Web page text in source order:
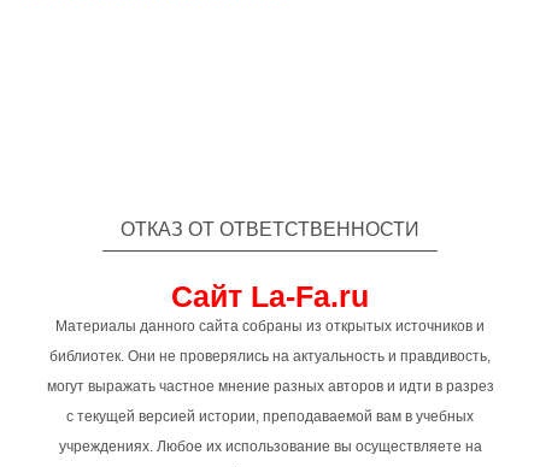
ОТКАЗ ОТ ОТВЕТСТВЕННОСТИ
Сайт La-Fa.ru
Материалы данного сайта собраны из открытых источников и
библиотек. Они не проверялись на актуальность и правдивость,
могут выражать частное мнение разных авторов и идти в разрез
с текущей версией истории, преподаваемой вам в учебных
учреждениях. Любое их использование вы осуществляете на